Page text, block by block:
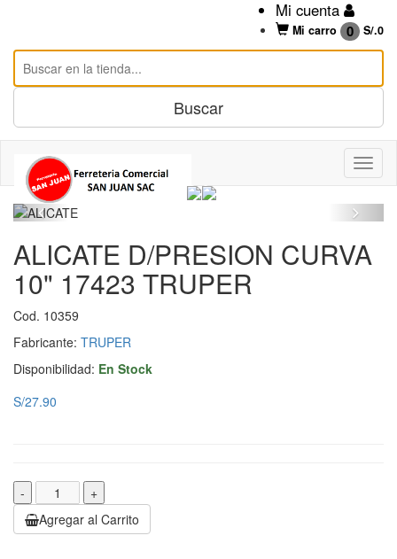
Mi cuenta
Mi carro 0 S/.0
ALICATE D/PRESION CURVA
10" 17423 TRUPER
Cod. 10359
Fabricante: TRUPER
Disponibilidad: En Stock
S/27.90
-
+
Agregar al Carrito